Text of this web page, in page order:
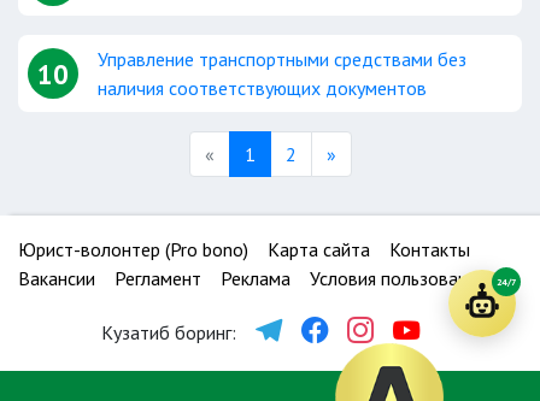
10
Управление транспортными средствами без
наличия соответствующих документов
«Previous
1 2 »Next
Юрист-волонтер (Pro bono) Карта сайта
Контакты
Вакансии
Регламент Реклама Условия пользования
Кузатиб боринг:
24/7